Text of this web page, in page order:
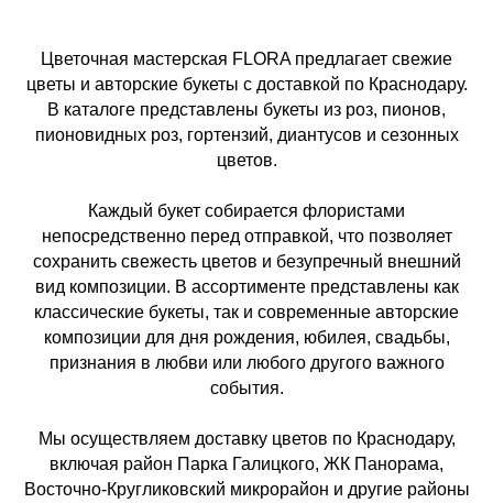
Цветочная мастерская FLORA предлагает свежие
цветы и авторские букеты с доставкой по Краснодару.
В каталоге представлены букеты из роз, пионов,
пионовидных роз, гортензий, диантусов и сезонных
цветов.
Каждый букет собирается флористами
непосредственно перед отправкой, что позволяет
сохранить свежесть цветов и безупречный внешний
вид композиции. В ассортименте представлены как
классические букеты, так и современные авторские
композиции для дня рождения, юбилея, свадьбы,
признания в любви или любого другого важного
события.
Мы осуществляем доставку цветов по Краснодару,
включая район Парка Галицкого, ЖК Панорама,
Восточно-Кругликовский микрорайон и другие районы